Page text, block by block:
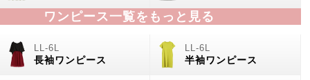
ワンピース一覧をもっと見る
長袖ワンピース 半袖ワンピース